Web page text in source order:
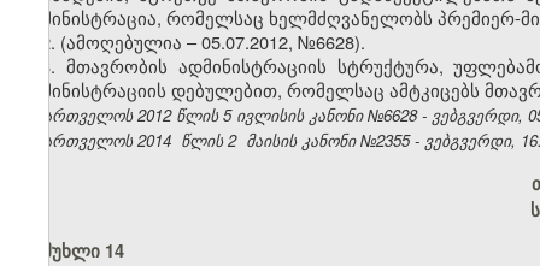
ადმინისტრაცია, რომელსაც ხელმძღვანელობს პრემიერ-
2. (ამოღებულია –05.07.2012, №6628).
3. მთავრობის ადმინისტრაციის სტრუქტურა,
ადმინისტრაციის დებულებით, რომელსაც ამტკიცებს
საქართველოს 2012 წლის 5 ივლისის კანონი №6628 - ვებგვერდი,
საქართველოს 2014 წლის 2 მაისის კანონი №2355 - ვებგვერდი,
მუხლი 14